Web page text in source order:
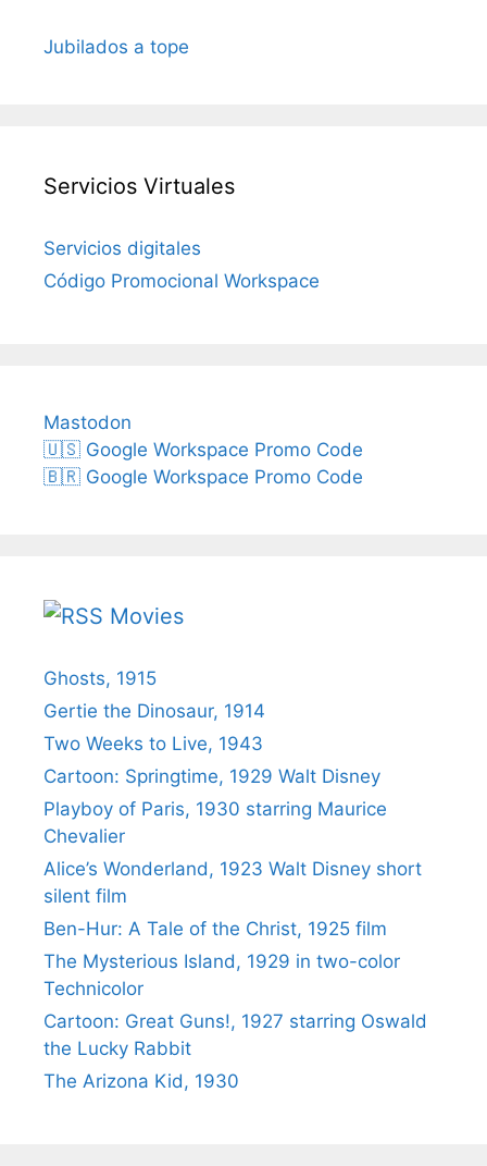
Jubilados a tope
Servicios Virtuales
Servicios digitales
Código Promocional Workspace
Mastodon
🇺🇸 Google Workspace Promo Code
🇧🇷 Google Workspace Promo Code
Movies
Ghosts, 1915
Gertie the Dinosaur, 1914
Two Weeks to Live, 1943
Cartoon: Springtime, 1929 Walt Disney
Playboy of Paris, 1930 starring Maurice
Chevalier
Alice’s Wonderland, 1923 Walt Disney short
silent film
Ben-Hur: A Tale of the Christ, 1925 film
The Mysterious Island, 1929 in two-color
Technicolor
Cartoon: Great Guns!, 1927 starring Oswald
the Lucky Rabbit
The Arizona Kid, 1930